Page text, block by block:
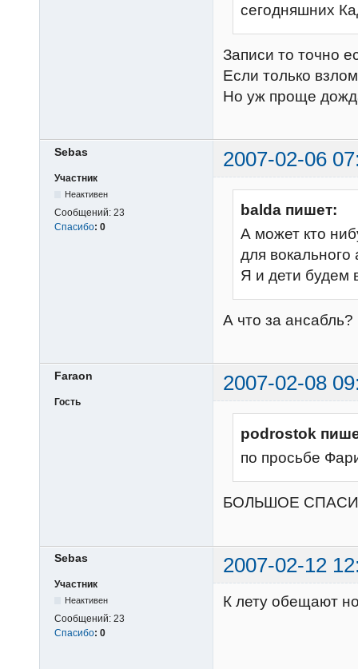
сегодняшних
Записи то точно
Если только
Но уж проще
Sebas 2007-02-06
Участник
Неактивен
Сообщений: 23
Спасибо: 0
balda пишет:
А может кто
для
Я и дети будем
А что за ансабль?
Faraon 2007-02-08
Гость
podrostok
по просьбе
БОЛЬШОЕ
Sebas 2007-02-12
Участник
Неактивен
Сообщений: 23
Спасибо: 0
К лету обещают